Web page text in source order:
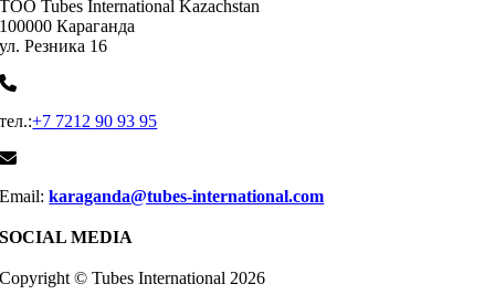
ТОО Tubes International Kazachstan
100000 Караганда
ул. Резника 16
тел.:+7 7212 90 93 95
Email:karaganda@tubes-international.com
SOCIAL MEDIA
Copyright © Tubes International 2026